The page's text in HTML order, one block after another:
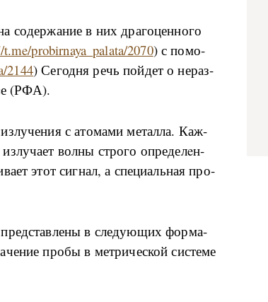
со­дер­жа­ние в них дра­го­цен­но­го
probirnaya_palata/2070) с по­мо­
2144) Се­год­ня речь пой­дет о не­раз­
(РФА).
с ато­ма­ми ме­тал­ла. Ка­ж­
вол­ны стро­го опре­делeн­
этот си­г­нал, а спе­ци­аль­ная про­
пред­став­ле­ны в сле­ду­ю­щих фор­ма­
про­бы в мет­ри­че­ской си­сте­ме